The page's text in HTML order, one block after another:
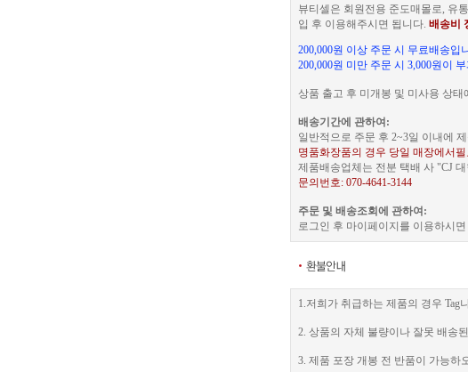
뷰티셀은 회원전용 준도매몰로, 유
입 후 이용해주시면 됩니다. 배송비
200,000원 이상 주문 시 무료배송입
200,000원 미만 주문 시 3,000원이
상품 출고 후 미개봉 및 미사용 상
배송기간에 관하여:
일반적으로 주문 후 2~3일 이내에
명품화장품의 경우 당일 매장에서
제품배송업체는 전분 택배 사 "CJ
문의번호: 070-4641-3144
주문 및 배송조회에 관하여:
로그인 후 마이페이지를 이용하시
1.저희가 취급하는 제품의 경우 Tag
2. 상품의 자체 불량이나 잘못 배송
3. 제품 포장 개봉 전 반품이 가능하